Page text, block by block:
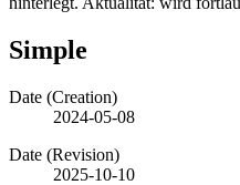
Simple
Date (Creation)
2024-05-08
Date (Revision)
2025-10-10